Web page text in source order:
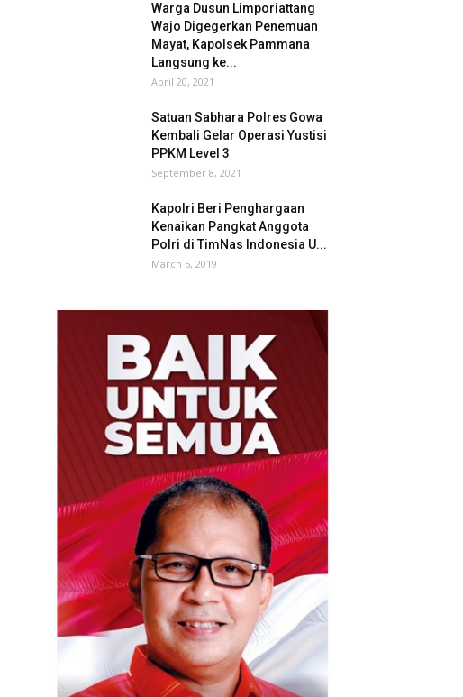
Warga Dusun Limporiattang
Wajo Digegerkan Penemuan
Mayat, Kapolsek Pammana
Langsung ke...
April 20, 2021
Satuan Sabhara Polres Gowa
Kembali Gelar Operasi Yustisi
PPKM Level 3
September 8, 2021
Kapolri Beri Penghargaan
Kenaikan Pangkat Anggota
Polri di TimNas Indonesia U...
March 5, 2019